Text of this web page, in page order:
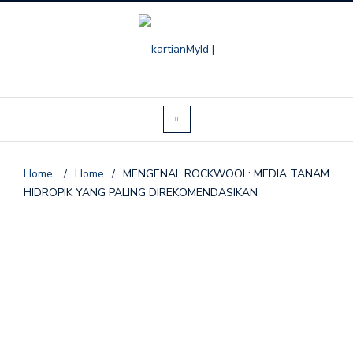
Home / Home / MENGENAL ROCKWOOL: MEDIA TANAM
HIDROPIK YANG PALING DIREKOMENDASIKAN